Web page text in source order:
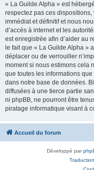
« La Guilde Alpha » est
respectez pas ces
immédiat et définitif et nous
d’accès à internet et les
est enregistrée afin d’aider au
le fait que « La Guilde Alpha »
déplacer ou de verrouiller
moment si nous estimons cela
que toutes les informations
dans notre base de données.
diffusées à une tierce partie
ni phpBB, ne pourront être
piratage informatique visant à
Accueil du forum
Développé par